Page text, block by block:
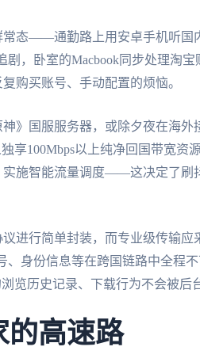
态——通勤路上用安卓手机听国
剧，卧室的Macbook同步处理淘
购买账号、手动配置的烦恼。
》国服服务器，或除夕夜在海外
享100Mbps以上纯净回国带宽资
施智能流量调度——这决定了刷
进行简单封装，而专业级传输应
、身份信息等在跨国链路中全程
览历史记录、下载行为不会被后
的高速路